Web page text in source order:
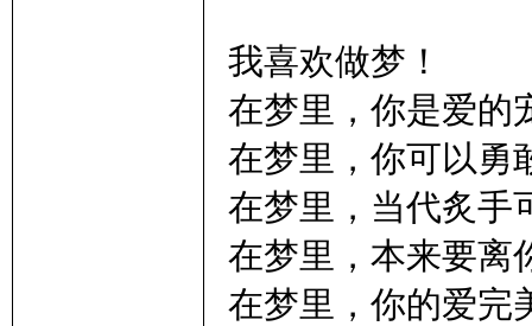
我喜欢做梦！
在梦里，你是爱的
在梦里，你可以勇
在梦里，当代炙手
在梦里，本来要离
在梦里，你的爱完